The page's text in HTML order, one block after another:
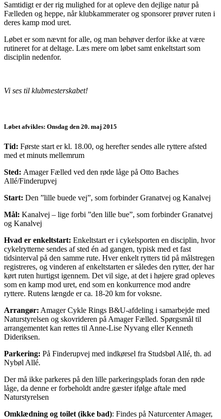
Samtidigt er der rig mulighed for at opleve den dejlige natur på
Fælleden og heppe, når klubkammerater og sponsorer prøver ruten i
deres kamp mod uret.
Løbet er som nævnt for alle, og man behøver derfor ikke at være
rutineret for at deltage. Læs mere om løbet samt enkeltstart som
disciplin nedenfor.
Vi ses til klubmesterskabet!
Løbet afvikles: Onsdag den 20. maj 2015
Tid: Første start er kl. 18.00, og herefter sendes alle ryttere afsted
med et minuts mellemrum
Sted: Amager Fælled ved den røde låge på Otto Baches
Allé/Finderupvej
Start: Den ”lille buede vej”, som forbinder Granatvej og Kanalvej
Mål: Kanalvej – lige forbi ”den lille bue”, som forbinder Granatvej
og Kanalvej
Hvad er enkeltstart: Enkeltstart er i cykelsporten en disciplin, hvor
cykelrytterne sendes af sted én ad gangen, typisk med et fast
tidsinterval på den samme rute. Hver enkelt rytters tid på målstregen
registreres, og vinderen af enkeltstarten er således den rytter, der har
kørt ruten hurtigst igennem. Det vil sige, at det i højere grad opleves
som en kamp mod uret, end som en konkurrence mod andre
ryttere. Rutens længde er ca. 18-20 km for voksne.
Arrangør: Amager Cykle Rings B&U-afdeling i samarbejde med
Naturstyrelsen og skovrideren på Amager Fælled. Spørgsmål til
arrangementet kan rettes til Anne-Lise Nyvang eller Kenneth
Dideriksen.
Parkering: På Finderupvej med indkørsel fra Studsbøl Allé, th. ad
Nybøl Allé.
Der må ikke parkeres på den lille parkeringsplads foran den røde
låge, da denne er forbeholdt andre gæster ifølge aftale med
Naturstyrelsen
Omklædning og toilet (ikke bad): Findes på Naturcenter Amager,